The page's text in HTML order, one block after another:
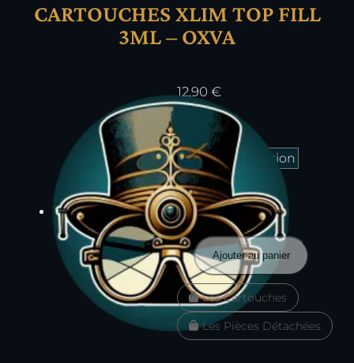
CARTOUCHES XLIM TOP FILL
3ML – OXVA
12,90 €
Résistance
quantité
de
Cartouches
XLIM
Top
Fill
3ml
Ajouter au panier
Les Cartouches
Les Pièces Détachées